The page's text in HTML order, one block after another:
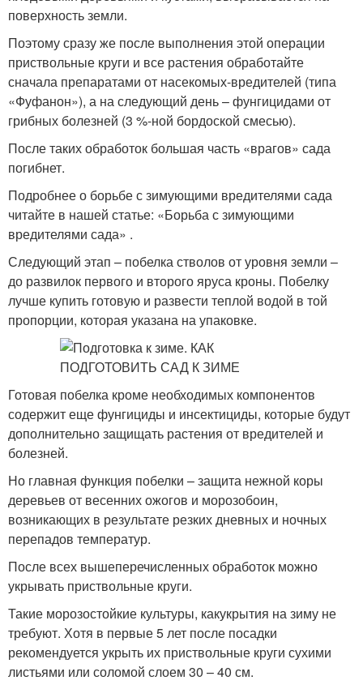
поверхность земли.
Поэтому сразу же после выполнения этой операции
приствольные круги и все растения обработайте
сначала препаратами от насекомых-вредителей (типа
«Фуфанон»), а на следующий день – фунгицидами от
грибных болезней (3 %-ной бордоской смесью).
После таких обработок большая часть «врагов» сада
погибнет.
Подробнее о борьбе с зимующими вредителями сада
читайте в нашей статье: «Борьба с зимующими
вредителями сада» .
Следующий этап – побелка стволов от уровня земли –
до развилок первого и второго яруса кроны. Побелку
лучше купить готовую и развести теплой водой в той
пропорции, которая указана на упаковке.
Готовая побелка кроме необходимых компонентов
содержит еще фунгициды и инсектициды, которые будут
дополнительно защищать растения от вредителей и
болезней.
Но главная функция побелки – защита нежной коры
деревьев от весенних ожогов и морозобоин,
возникающих в результате резких дневных и ночных
перепадов температур.
После всех вышеперечисленных обработок можно
укрывать приствольные круги.
Такие морозостойкие культуры, какукрытия на зиму не
требуют. Хотя в первые 5 лет после посадки
рекомендуется укрыть их приствольные круги сухими
листьями или соломой слоем 30 – 40 см.